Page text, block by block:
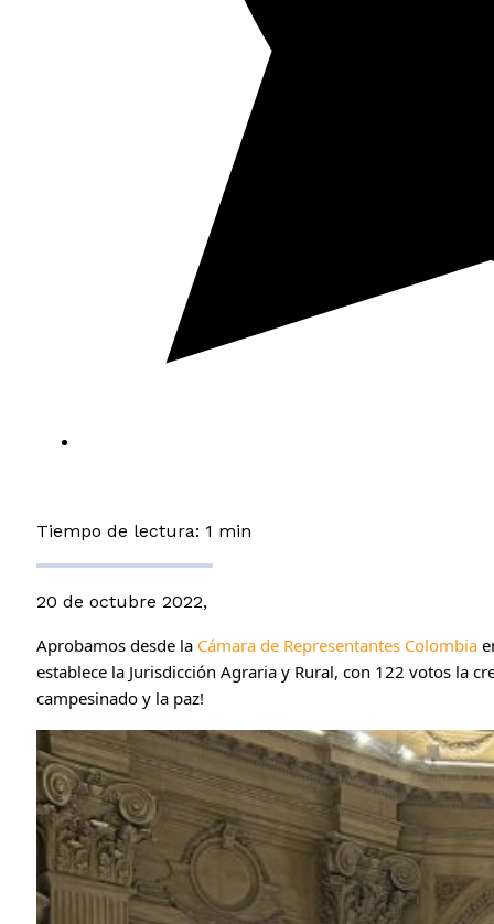
Tiempo de lectura: 1 min
20 de octubre 2022,
Aprobamos desde la Cámara de Representantes Colombia
establece la Jurisdicción Agraria y Rural, con 122 votos la
campesinado y la paz!